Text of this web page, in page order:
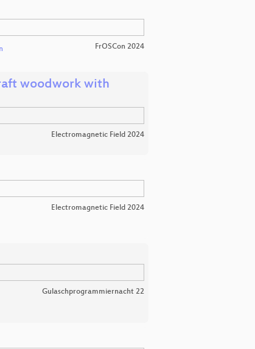
FrOSCon 2024
woodwork with
Electromagnetic Field 2024
Electromagnetic Field 2024
Gulaschprogrammiernacht 22